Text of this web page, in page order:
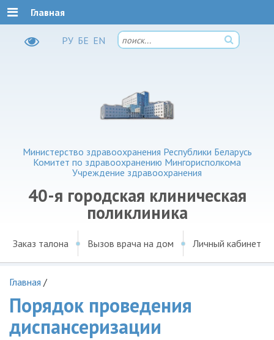
РУ БЕ EN
Министерство здравоохранения Республики Беларусь
Комитет по здравоохранению Мингорисполкома
Учреждение здравоохранения
40-я городская клиническая
поликлиника
Главная
Заказ талона Вызов врача на дом Личный кабинет
Главная /
Порядок проведения
диспансеризации